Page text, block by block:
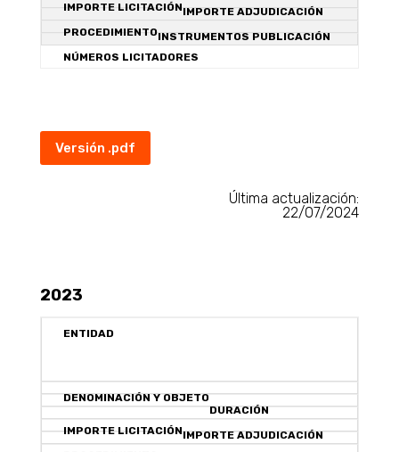
Versión .pdf
Última actualización:
22/07/2024
2023